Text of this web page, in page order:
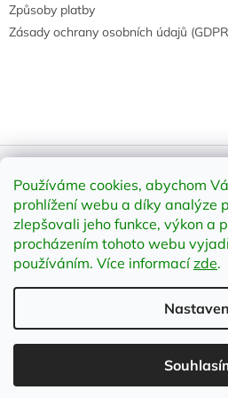
Používáme cookies, abychom
prohlížení webu a díky analýze
zlepšovali jeho funkce, výkon a
procházením tohoto webu
používáním. Více informacízde.
Způsoby platby
Zásady ochrany osobních údajů
Vytvořil
Copyright 2026element-shop.cz.
Upravit nastavení